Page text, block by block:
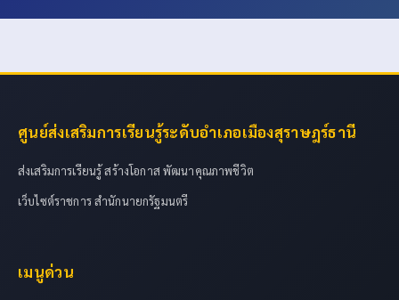
ศูนย์ส่งเสริมการเรียนรู้ระดับอำเภอเมืองสุราษฎร์ธานี
ส่งเสริมการเรียนรู้ สร้างโอกาส พัฒนาคุณภาพชีวิต
เว็บไซต์ราชการ สำนักนายกรัฐมนตรี
เมนูด่วน